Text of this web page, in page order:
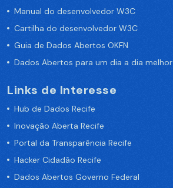
Manual do desenvolvedor W3C
Cartilha do desenvolvedor W3C
Guia de Dados Abertos OKFN
Dados Abertos para um dia a dia melhor
Links de Interesse
Hub de Dados Recife
Inovação Aberta Recife
Portal da Transparência Recife
Hacker Cidadão Recife
Dados Abertos Governo Federal